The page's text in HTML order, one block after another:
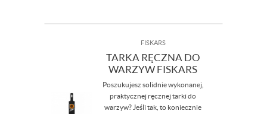
FISKARS
TARKA RĘCZNA DO
WARZYW FISKARS
Poszukujesz solidnie wykonanej,
praktycznej ręcznej tarki do
warzyw? Jeśli tak, to koniecznie